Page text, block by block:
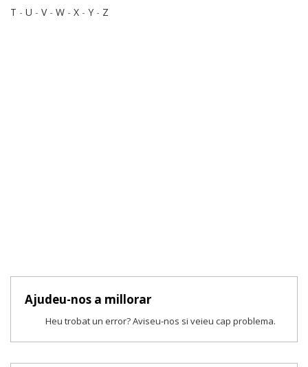
T - U - V- W - X - Y - Z
Ajudeu-nos a millorar
Heu trobat un error? Aviseu-nos si veieu cap problema.